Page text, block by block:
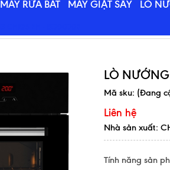
MÁY RỬA BÁT MÁY GIẶT SẤY LÒ
LÒ
Mã sku: (Đang
Liên hệ
Nhà sản xuất:
Tính năng sản